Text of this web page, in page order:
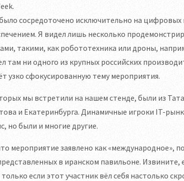
сосредоточено исключительно на цифровых
Я видел лишь несколько
такими, как робототехника или дроны,
там ни одного из крупных российских
узко сфокусированную тему мероприятия.
мы встретили на нашем стенде, были из
и Екатеринбурга. Динамичные игроки IT-
но были и многие другие.
мероприятие заявлено как «международное»,
в иранском павильоне. Извините,
если этот участник вёл себя настолько